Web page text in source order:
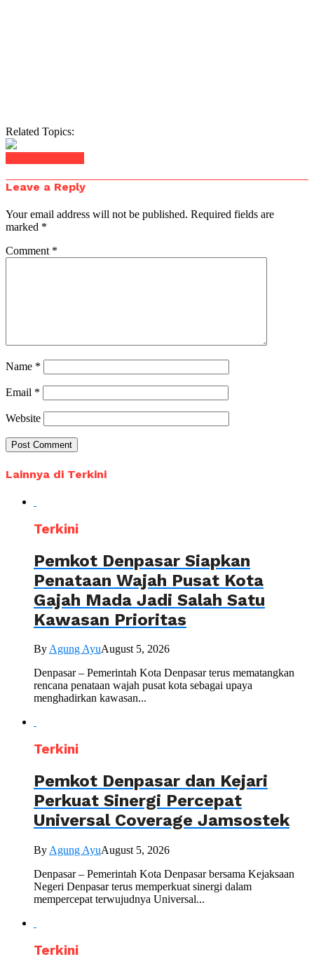
Related Topics:
Leave a Reply
Your email address will not be published. Required fields are
marked *
Comment *
Name *
Email *
Website
Lainnya di Terkini
Terkini
Pemkot Denpasar Siapkan
Penataan Wajah Pusat Kota
Gajah Mada Jadi Salah Satu
Kawasan Prioritas
ByAgung AyuAugust 5, 2026
Denpasar – Pemerintah Kota Denpasar terus mematangkan
rencana penataan wajah pusat kota sebagai upaya
menghadirkan kawasan...
Terkini
Pemkot Denpasar dan Kejari
Perkuat Sinergi Percepat
Universal Coverage Jamsostek
By Agung AyuAugust 5, 2026
Denpasar – Pemerintah Kota Denpasar bersama Kejaksaan
Negeri Denpasar terus memperkuat sinergi dalam
mempercepat terwujudnya Universal...
Terkini